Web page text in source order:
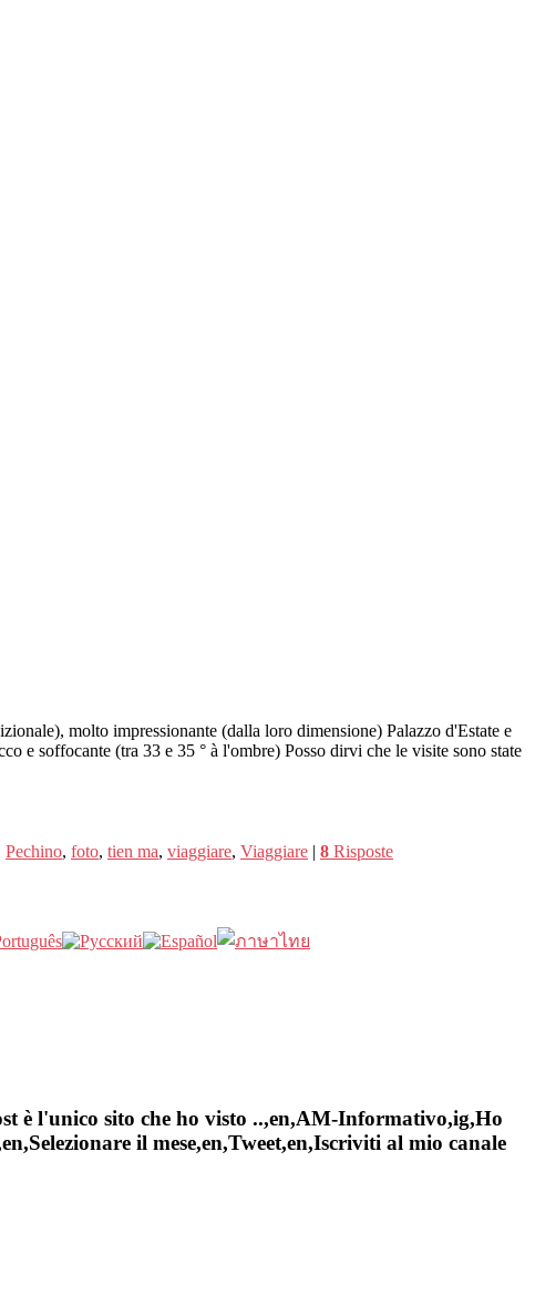
molto impressionante (dalla loro dimensione) Palazzo d'Estate e
e soffocante (tra 33 e 35 ° à l'ombre) Posso dirvi che le visite sono state
Pechino, foto, tien ma, viaggiare, Viaggiare | 8 Risposte
è l'unico sito che ho visto ..,en,AM-Informativo,ig,Ho
il mese,en,Tweet,en,Iscriviti al mio canale